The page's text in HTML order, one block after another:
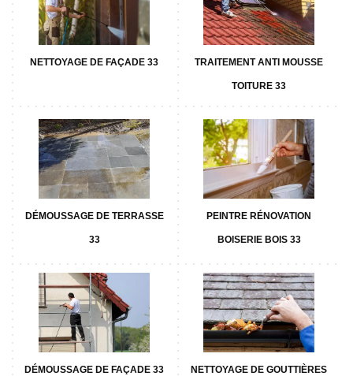
NETTOYAGE DE FAÇADE 33 TRAITEMENT ANTI MOUSSE
TOITURE 33
DÉMOUSSAGE DE TERRASSE
33
PEINTRE RÉNOVATION
BOISERIE BOIS 33
DÉMOUSSAGE DE FAÇADE 33 NETTOYAGE DE GOUTTIÈRES